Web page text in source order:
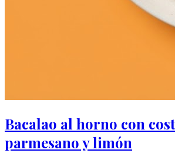
Bacalao al horno con
parmesano y limón